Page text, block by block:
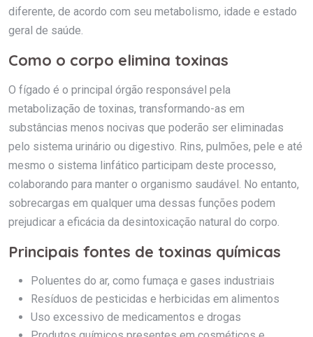
diferente, de acordo com seu metabolismo, idade e estado
geral de saúde.
Como o corpo elimina toxinas
O fígado é o principal órgão responsável pela
metabolização de toxinas, transformando-as em
substâncias menos nocivas que poderão ser eliminadas
pelo sistema urinário ou digestivo. Rins, pulmões, pele e até
mesmo o sistema linfático participam deste processo,
colaborando para manter o organismo saudável. No entanto,
sobrecargas em qualquer uma dessas funções podem
prejudicar a eficácia da desintoxicação natural do corpo.
Principais fontes de toxinas químicas
Poluentes do ar, como fumaça e gases industriais
Resíduos de pesticidas e herbicidas em alimentos
Uso excessivo de medicamentos e drogas